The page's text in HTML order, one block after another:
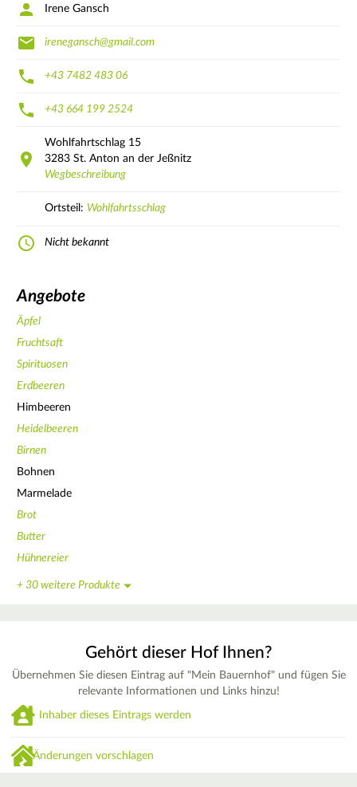
Irene Gansch
irenegansch@gmail.com
+43 7482 483 06
+43 664 199 2524
Wohlfahrtschlag 15
3283 St. Anton an der Jeßnitz
Wegbeschreibung
Ortsteil: Wohlfahrtsschlag
Nicht bekannt
Angebote
Äpfel
Fruchtsaft
Spirituosen
Erdbeeren
Himbeeren
Heidelbeeren
Birnen
Bohnen
Marmelade
Brot
Butter
Hühnereier
+ 30 weitere Produkte
Gehört dieser Hof Ihnen?
Übernehmen Sie diesen Eintrag auf "Mein Bauernhof" und fügen Sie
relevante Informationen und Links hinzu!
Inhaber dieses Eintrags werden
Änderungen vorschlagen